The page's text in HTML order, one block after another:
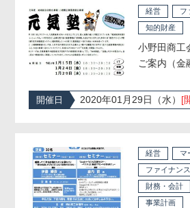
経営 フ
知的財産
小野田商工
ご案内（金
開催日 2020年01月29日（水） [
経営
マ
ファイナンス
財務・会計
事業計画